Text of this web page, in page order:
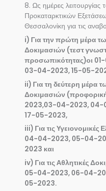
8. Ως ημέρες
Προκαταρκτικών
Θεσσαλονίκη για τις
i) Για την πρώτη μέρα
Δοκιμασιών (τεστ
προσωπικότητας)οι
03-04-2023, 15-05-
ii) Για τη δεύτερη μέρα
Δοκιμασιών
2023,03-04-2023, 04-
17-05-2023,
iii) Για τις
04-04-2023, 05-04-
2023 και
iv) Για τις Αθλητικές
05-04-2023, 06-04-
05-2023.